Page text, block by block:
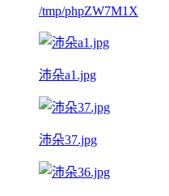
/tmp/phpZW7M1X
沛朵a1.jpg
沛朵37.jpg